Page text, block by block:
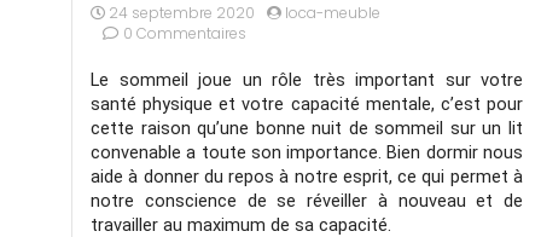
24 septembre 2020
loca-meuble
0 Commentaires
Le sommeil joue un rôle très important sur votre
santé physique et votre capacité mentale, c’est pour
cette raison qu’une bonne nuit de sommeil sur un lit
convenable a toute son importance. Bien dormir nous
aide à donner du repos à notre esprit, ce qui permet à
notre conscience de se réveiller à nouveau et de
travailler au maximum de sa capacité.